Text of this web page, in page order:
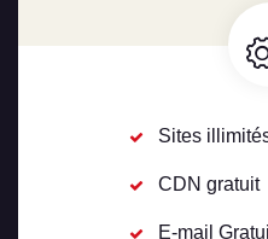
Sites
CDN gratuit
E-mail